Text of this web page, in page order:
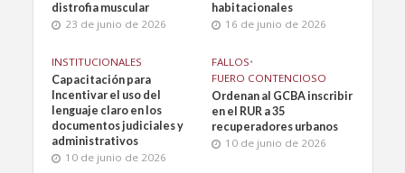
distrofia muscular
23 de junio de 2026
habitacionales
16 de junio de 2026
INSTITUCIONALES
Capacitación para
Incentivar el uso del
lenguaje claro en los
documentos judiciales y
administrativos
10 de junio de 2026
FALLOS•
FUERO CONTENCIOSO
Ordenan al GCBA inscribir
en el RUR a 35
recuperadores urbanos
10 de junio de 2026